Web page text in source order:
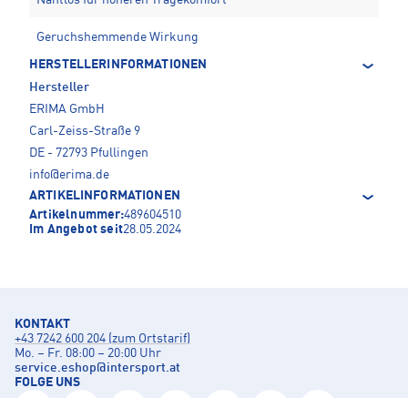
Geruchshemmende Wirkung
HERSTELLERINFORMATIONEN
Hersteller
ERIMA GmbH
Carl-Zeiss-Straße 9
DE - 72793 Pfullingen
info@erima.de
ARTIKELINFORMATIONEN
Artikelnummer:489604510
Im Angebot seit28.05.2024
KONTAKT
+43 7242 600 204 (zum Ortstarif)
Mo. – Fr. 08:00 – 20:00 Uhr
service.eshop@intersport.at
FOLGE UNS